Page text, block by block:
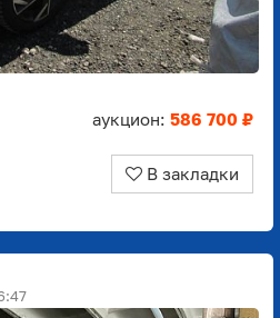
аукцион: 586 700 ₽
В закладки